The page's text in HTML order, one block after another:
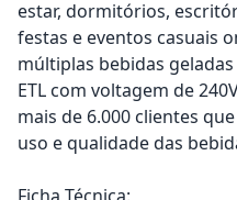
estar, dormitórios,
festas e eventos casuais
múltiplas bebidas
ETL com voltagem de
mais de 6.000 clientes
uso e qualidade das